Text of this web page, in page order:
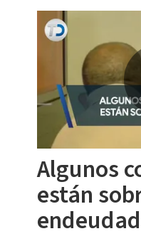
Algunos
están